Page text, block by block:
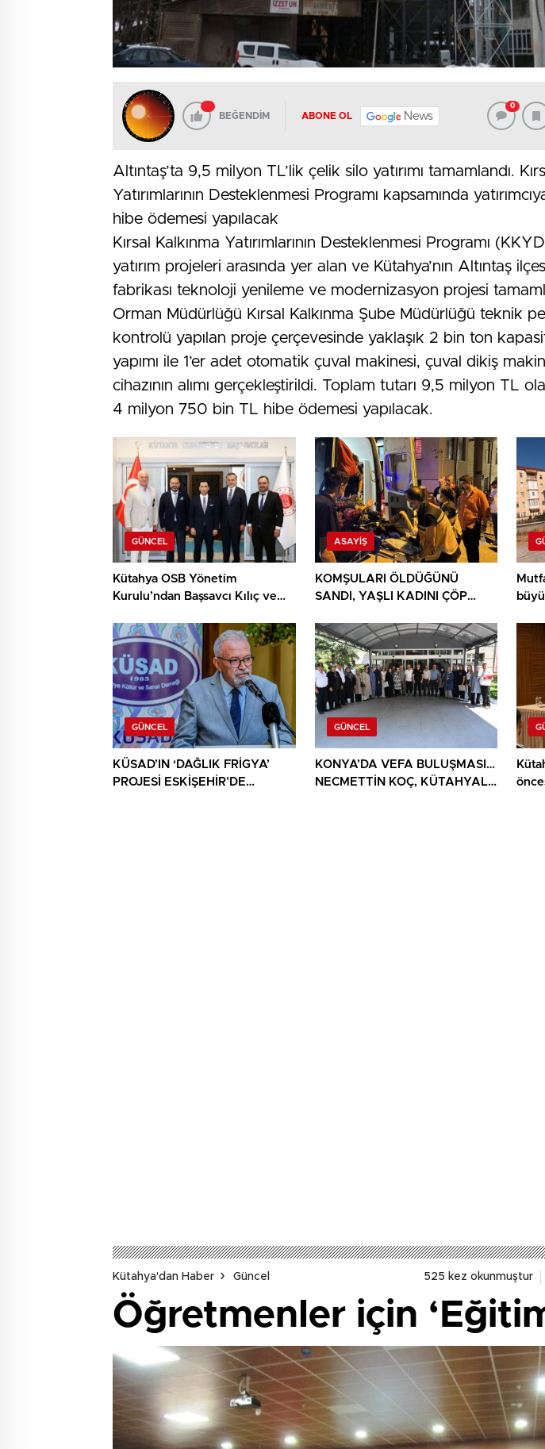
BEĞENDİM ABONE OL News
0
Altıntaş’ta 9,5 milyon TL’lik çelik silo yatırımı tamamlandı.
Yatırımlarının Desteklenmesi Programı kapsamında
hibe ödemesi yapılacak
Kırsal Kalkınma Yatırımlarının Desteklenmesi Programı
yatırım projeleri arasında yer alan ve Kütahya’nın Altıntaş
fabrikası teknoloji yenileme ve modernizasyon projesi
Orman Müdürlüğü Kırsal Kalkınma Şube Müdürlüğü teknik
kontrolü yapılan proje çerçevesinde yaklaşık 2 bin ton
yapımı ile 1’er adet otomatik çuval makinesi, çuval dikiş
cihazının alımı gerçekleştirildi. Toplam tutarı 9,5 milyon TL
4 milyon 750 bin TL hibe ödemesi yapılacak.
GÜNCEL
Kütahya OSB Yönetim
Kurulu’ndan Başsavcı Kılıç ve
ASAYIŞ
KOMŞULARI ÖLDÜĞÜNÜ
SANDI, YAŞLI KADINI ÇÖP
BULUNDU
GÜNCEL
KÜSAD’IN ‘DAĞLIK FRİGYA’
PROJESİ ESKİŞEHİR’DE
GÜNCEL
KONYA’DA VEFA BULUŞMASI…
NECMETTİN KOÇ, KÜTAHYALI
Kütahya'dan Haber Güncel 525 kez okunmuştur
Öğretmenler için